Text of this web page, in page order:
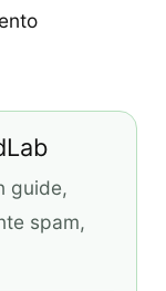
guide,
spam,